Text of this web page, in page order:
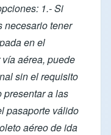
1.- Si
necesario tener
en el
aérea, puede
sin el requisito
presentar a las
pasaporte válido
aéreo de ida